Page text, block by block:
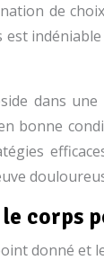
de
dans
bonne
corps
donné